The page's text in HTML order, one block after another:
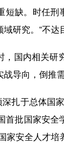
。时任刑
研究。“不
国内相关研
导向，倒推
扎于总体国
首批国家安
家安全人才培